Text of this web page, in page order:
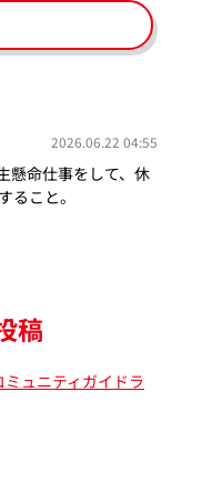
2026.06.22 04:55
懸命仕事をして、休
ること。
稿
ミュニティガイドラ